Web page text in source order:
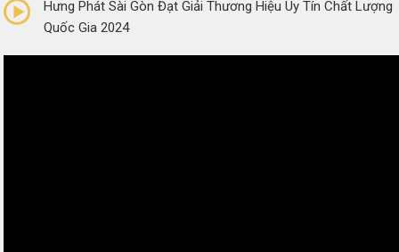
Hưng Phát Sài Gòn Đạt Giải Thương Hiệu Uy Tín Chất Lượng
Quốc Gia 2024